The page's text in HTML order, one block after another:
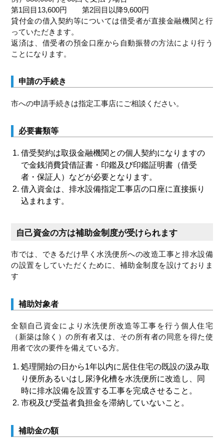
第1回目13,600円 第2回目以降9,600円
貸付金の借入契約等については借受者が直接金融機関と行
っていただきます。
返済は、借受者の預金口座から自動振替の方法により行う
ことになります。
申請の手続き
市への申請手続きは指定工事店にご相談ください。
必要書類等
借受契約は取扱金融機関との個人契約になりますの
で金銭消費貸借証書・印鑑及び印鑑証明書（借受
者・保証人）などが必要となります。
借入資金は、排水設備指定工事店の口座に直接振り
込まれます。
自己資金の方は補助金制度が受けられます
市では、できるだけ早く水洗便所への改造工事と排水設備
の設置をしていただくために、補助金制度を設けておりま
す
補助対象者
全額自己資金により水洗便所改造等工事を行う個人住宅
（新築は除く）の所有者又は、その所有者の同意を得た使
用者で次の要件を備えている方。
処理開始の日から1年以内に居住住宅の既設の汲み取
り便所あるいはし尿浄化槽を水洗便所に改造し、同
時に排水設備を設置する工事を完成させること。
市税及び受益者負担金を滞納していないこと。
補助金の額